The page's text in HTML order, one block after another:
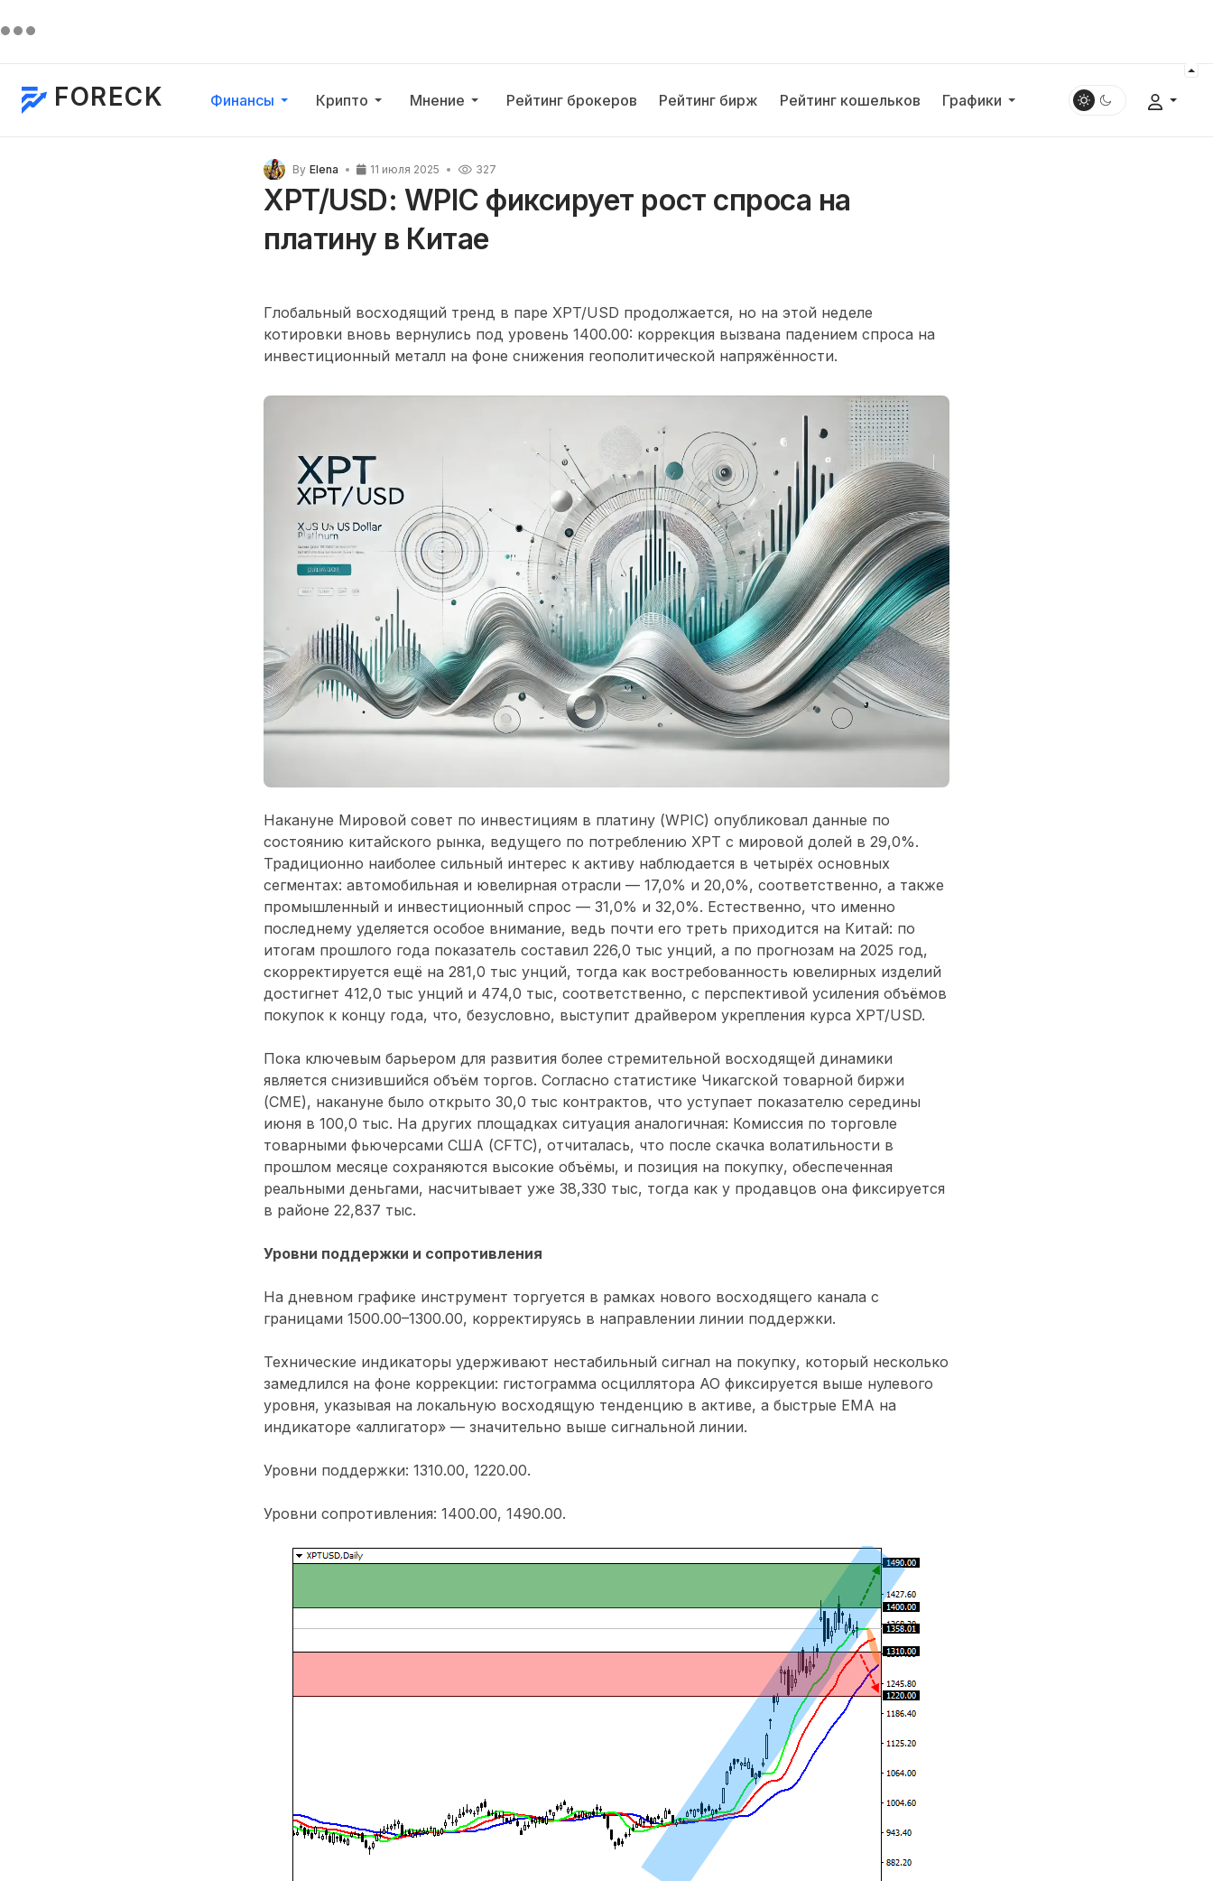
FORECK Финансы Крипто Мнение Рейтинг брокеров Рейтинг бирж Рейтинг кошельков Графики
By Elena 11 июля 2025 327
XPT/USD: WPIC фиксирует рост спроса на
платину в Китае
Глобальный восходящий тренд в паре XPT/USD продолжается, но на этой неделе
котировки вновь вернулись под уровень 1400.00: коррекция вызвана падением спроса на
инвестиционный металл на фоне снижения геополитической напряжённости.
Накануне Мировой совет по инвестициям в платину (WPIC) опубликовал данные по
состоянию китайского рынка, ведущего по потреблению XPT с мировой долей в 29,0%.
Традиционно наиболее сильный интерес к активу наблюдается в четырёх основных
сегментах: автомобильная и ювелирная отрасли — 17,0% и 20,0%, соответственно, а также
промышленный и инвестиционный спрос — 31,0% и 32,0%. Естественно, что именно
последнему уделяется особое внимание, ведь почти его треть приходится на Китай: по
итогам прошлого года показатель составил 226,0 тыс унций, а по прогнозам на 2025 год,
скорректируется ещё на 281,0 тыс унций, тогда как востребованность ювелирных изделий
достигнет 412,0 тыс унций и 474,0 тыс, соответственно, с перспективой усиления объёмов
покупок к концу года, что, безусловно, выступит драйвером укрепления курса XPT/USD.
Пока ключевым барьером для развития более стремительной восходящей динамики
является снизившийся объём торгов. Согласно статистике Чикагской товарной биржи
(СМЕ), накануне было открыто 30,0 тыс контрактов, что уступает показателю середины
июня в 100,0 тыс. На других площадках ситуация аналогичная: Комиссия по торговле
товарными фьючерсами США (CFTC), отчиталась, что после скачка волатильности в
прошлом месяце сохраняются высокие объёмы, и позиция на покупку, обеспеченная
реальными деньгами, насчитывает уже 38,330 тыс, тогда как у продавцов она фиксируется
в районе 22,837 тыс.
Уровни поддержки и сопротивления
На дневном графике инструмент торгуется в рамках нового восходящего канала с
границами 1500.00–1300.00, корректируясь в направлении линии поддержки.
Технические индикаторы удерживают нестабильный сигнал на покупку, который несколько
замедлился на фоне коррекции: гистограмма осциллятора АО фиксируется выше нулевого
уровня, указывая на локальную восходящую тенденцию в активе, а быстрые ЕМА на
индикаторе «аллигатор» — значительно выше сигнальной линии.
Уровни поддержки: 1310.00, 1220.00.
Уровни сопротивления: 1400.00, 1490.00.